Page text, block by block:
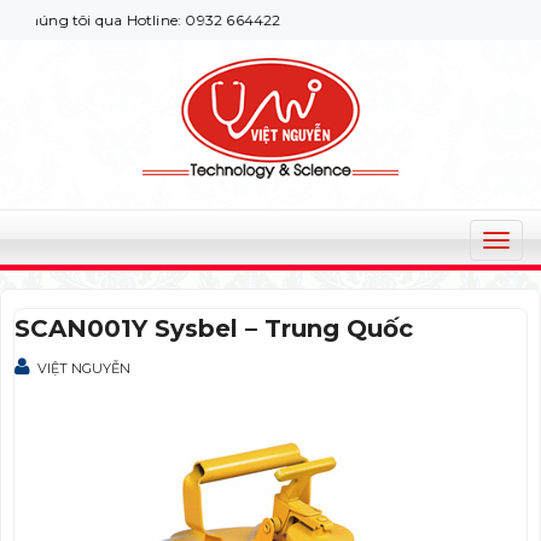
tôi qua Hotline: 0932 664422
T
o
SCAN001Y Sysbel – Trung Quốc
VIỆT NGUYỄN